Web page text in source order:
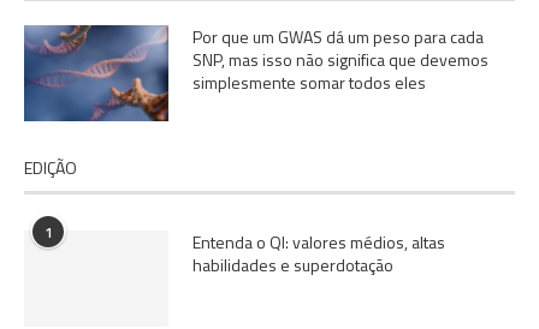
Por que um GWAS dá um peso para cada
SNP, mas isso não significa que devemos
simplesmente somar todos eles
EDIÇÃO
1
Entenda o QI: valores médios, altas
habilidades e superdotação